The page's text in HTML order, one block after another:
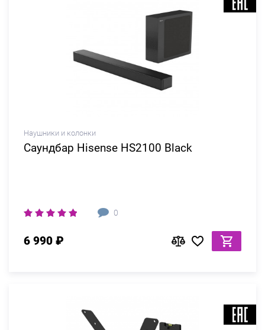
Наушники и колонки
Саундбар Hisense HS2100 Black
0
6 990 ₽